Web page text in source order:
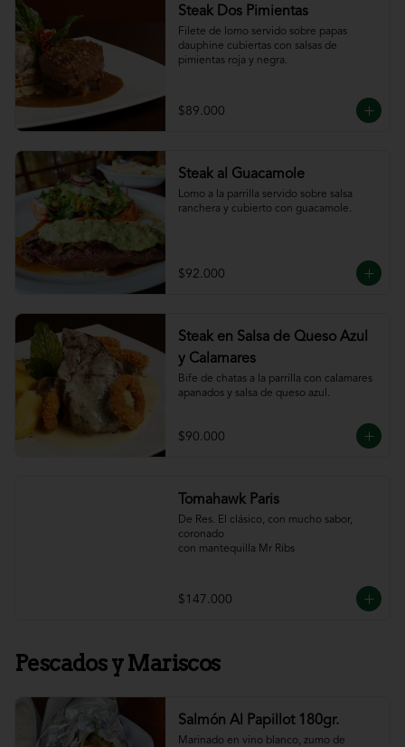
Steak Dos Pimientas
Filete de lomo servido sobre papas
dauphine cubiertas con salsas de
pimientas roja y negra.
$89.000
Steak al Guacamole
Lomo a la parrilla servido sobre salsa
ranchera y cubierto con guacamole.
$92.000
Steak en Salsa de Queso Azul
y Calamares
Bife de chatas a la parrilla con calamares
apanados y salsa de queso azul.
$90.000
Tomahawk Paris
De Res. El clásico, con mucho sabor,
coronado
con mantequilla Mr Ribs
$147.000
Pescados y Mariscos
Salmón Al Papillot 180gr.
Marinado en vino blanco, zumo de